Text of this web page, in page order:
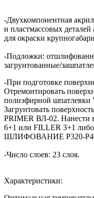
-Двухкомпонентная
и пластмассовых
для окраски
-Подложки:
загрунтованные/
-При подготовке
Отремонтировать
полиэфирной шпатлевки
Загрунтовать
PRIMER ВЛ-02. Нанести
6+1 или FILLER 3+1
ШЛИФОВАНИЕ P320-
-Число слоев: 23 слоя.
Характеристики: